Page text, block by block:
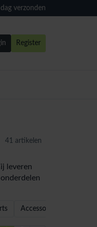
verzonden
Register
41 artikelen
leveren
Accessories